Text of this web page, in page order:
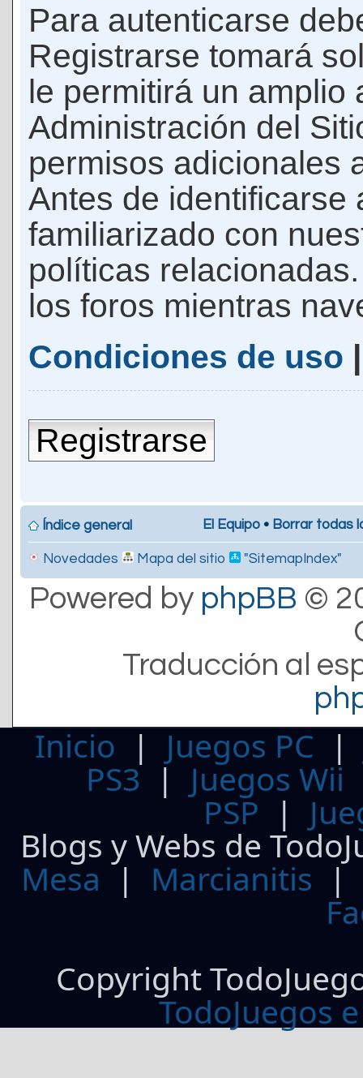
Para autenticarse
Registrarse tomará
le permitirá un amplio
Administración del
permisos adicionales
Antes de identificarse
familiarizado con
políticas
los foros mientras
Condiciones de uso
Registrarse
Índice general El Equipo • Borrar todas
Novedades Mapa del sitio "SitemapIndex"
Powered by phpBB ©
Traducción al
Inicio | Juegos PC
PS3| Juegos Wii
PSP |
Blogs y Webs de
Mesa | Marcianitis |
Copyright
TodoJuegos